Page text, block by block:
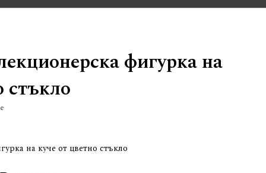
фигурка на
стъкло
на куче от цветно стъкло